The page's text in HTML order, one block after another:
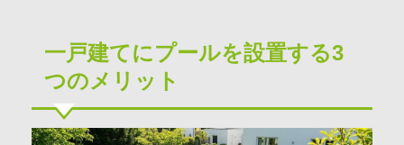
一戸建てにプールを設置する3
つのメリット